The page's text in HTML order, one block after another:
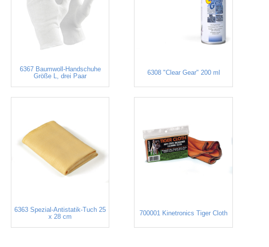
6367 Baumwoll-Handschuhe
Größe L, drei Paar
6308 "Clear Gear" 200 ml
6363 Spezial-Antistatik-Tuch 25
x 28 cm
700001 Kinetronics Tiger Cloth